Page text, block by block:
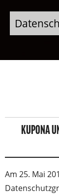
KUPONA
Am 25. Mai